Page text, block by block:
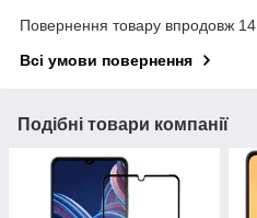
Повернення товару впродовж 14
Всі умови повернення
Подібні товари компанії